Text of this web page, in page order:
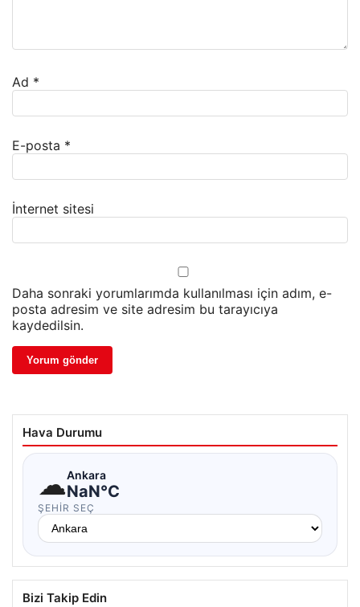
Ad *
E-posta *
İnternet sitesi
Daha sonraki yorumlarımda kullanılması için adım, e-
posta adresim ve site adresim bu tarayıcıya
kaydedilsin.
Hava Durumu
☁Ankara
NaN°C
ŞEHIR SEÇ
Bizi Takip Edin